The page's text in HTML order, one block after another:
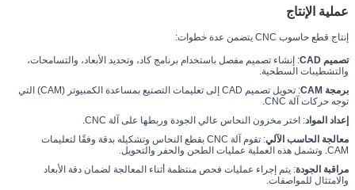
عملية الإنتاج
إنتاج قطع حاسوب CNC يتضمن عدة خطوات:
تصميم CAD
: إنشاء تصميم مفصل باستخدام برنامج كاد، وتحديد الأبعاد، والتسامحات،
والتشطيبات السطحية.
برمجة CAM
: تحويل تصميم CAD إلى تعليمات التصنيع بمساعدة الكمبيوتر (CAM) التي
توجه حركات آلة CNC.
إعداد المواد: اختر مخزون النحاس عالي الجودة وربطها على آلة CNC.
معالجة الحاسب الآلي
: تقوم آلة CNC بقطع النحاس وتشكيله بدقة وفقًا لتعليمات
CAM. وتشمل هذه العملية عمليات الطحن والحفر والتحويل.
مراقبة الجودة: يتم إجراء عمليات فحص منتظمة أثناء المعالجة لضمان دقة الأبعاد
والامتثال للمواصفات.